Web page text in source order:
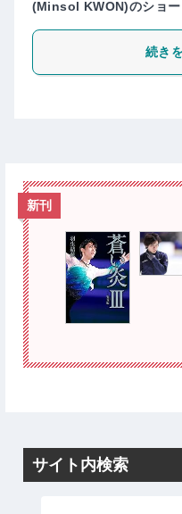
(Minsol KWON)のショー
続き
新刊
サイト内検索